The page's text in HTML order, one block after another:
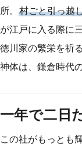
所。 村ごと引っ越
が江戸に入る際に
徳川家の繁栄を祈
神体は、鎌倉時代
一年で二日
この社がもっとも